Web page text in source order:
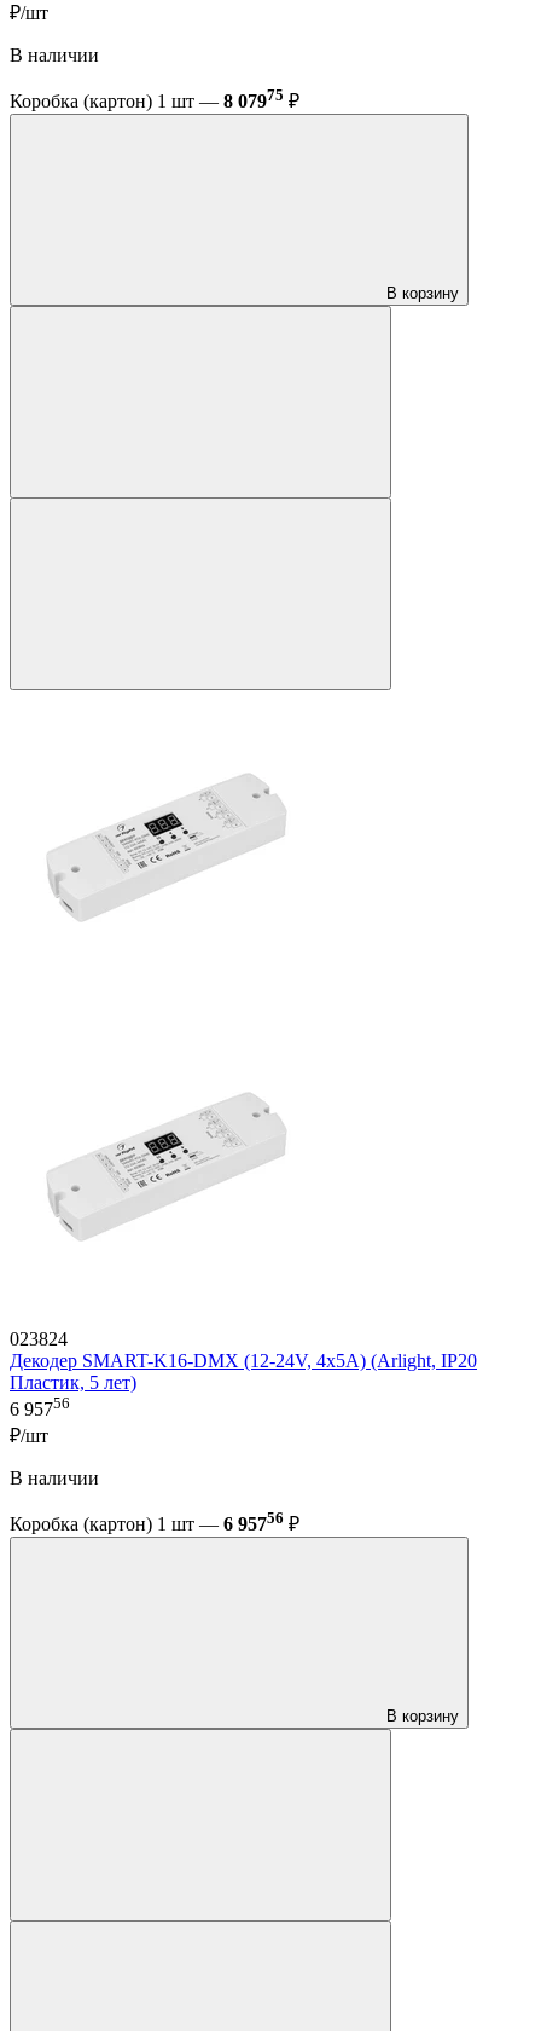
₽/шт
В наличии
Коробка (картон) 1 шт — 8 07975 ₽
В корзину
023824
Декодер SMART-K16-DMX (12-24V, 4x5A) (Arlight, IP20
Пластик, 5 лет)
6 95756
₽/шт
В наличии
Коробка (картон) 1 шт — 6 95756 ₽
В корзину